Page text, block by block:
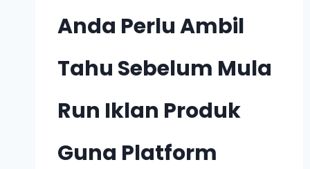
Anda Perlu Ambil
Tahu Sebelum Mula
Run Iklan Produk
Guna Platform